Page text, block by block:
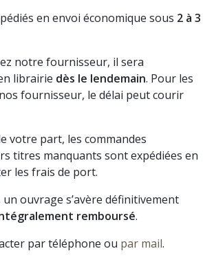
en envoi économique sous 2 à 3
notre fournisseur, il sera
librairie dès le lendemain. Pour les
fournisseur, le délai peut courir
votre part, les commandes
titres manquants sont expédiées en
les frais de port.
ouvrage s’avère définitivement
remboursé.
par téléphone ou par mail.